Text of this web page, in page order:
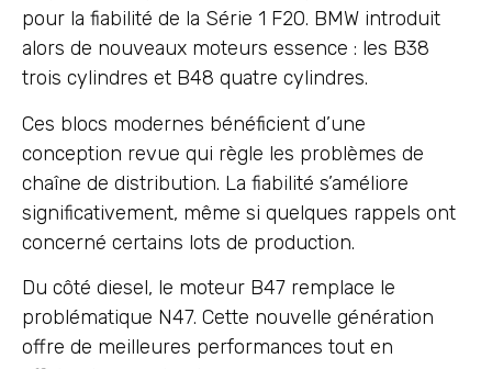
pour la fiabilité de la Série 1 F20. BMW introduit
alors de nouveaux moteurs essence : les B38
trois cylindres et B48 quatre cylindres.
Ces blocs modernes bénéficient d’une
conception revue qui règle les problèmes de
chaîne de distribution. La fiabilité s’améliore
significativement, même si quelques rappels ont
concerné certains lots de production.
Du côté diesel, le moteur B47 remplace le
problématique N47. Cette nouvelle génération
offre de meilleures performances tout en